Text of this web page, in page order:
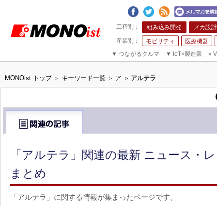
組み込み開発 メカ設計
モビリティ
医療機器
▼ つながるクルマ ▼ IoT×製造業 »
MONOist トップ > キーワード一覧 > ア > アルテラ
「アルテラ」関連の最新 ニュース・
まとめ
「アルテラ」に関する情報が集まったページです。